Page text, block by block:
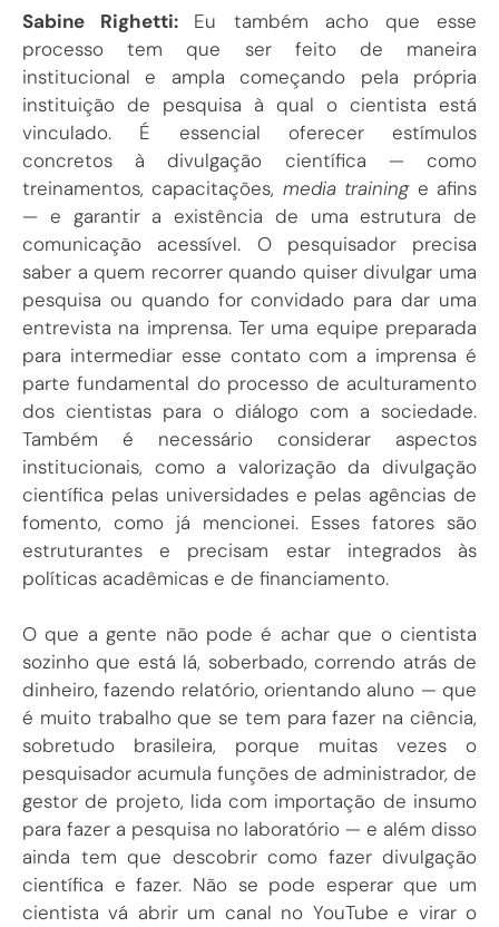
Sabine Righetti: Eu também acho que esse
processo tem que ser feito de maneira
institucional e ampla começando pela própria
instituição de pesquisa à qual o cientista está
vinculado. É essencial oferecer estímulos
concretos à divulgação científica — como
treinamentos, capacitações, media traininge afins
— e garantir a existência de uma estrutura de
comunicação acessível. O pesquisador precisa
saber a quem recorrer quando quiser divulgar uma
pesquisa ou quando for convidado para dar uma
entrevista na imprensa. Ter uma equipe preparada
para intermediar esse contato com a imprensa é
parte fundamental do processo de aculturamento
dos cientistas para o diálogo com a sociedade.
Também é necessário considerar aspectos
institucionais, como a valorização da divulgação
científica pelas universidades e pelas agências de
fomento, como já mencionei. Esses fatores são
estruturantes e precisam estar integrados às
políticas acadêmicas e de financiamento.
O que a gente não pode é achar que o cientista
sozinho que está lá, soberbado, correndo atrás de
dinheiro, fazendo relatório, orientando aluno — que
é muito trabalho que se tem para fazer na ciência,
sobretudo brasileira, porque muitas vezes o
pesquisador acumula funções de administrador, de
gestor de projeto, lida com importação de insumo
para fazer a pesquisa no laboratório — e além disso
ainda tem que descobrir como fazer divulgação
científica e fazer. Não se pode esperar que um
cientista vá abrir um canal no YouTube e virar o